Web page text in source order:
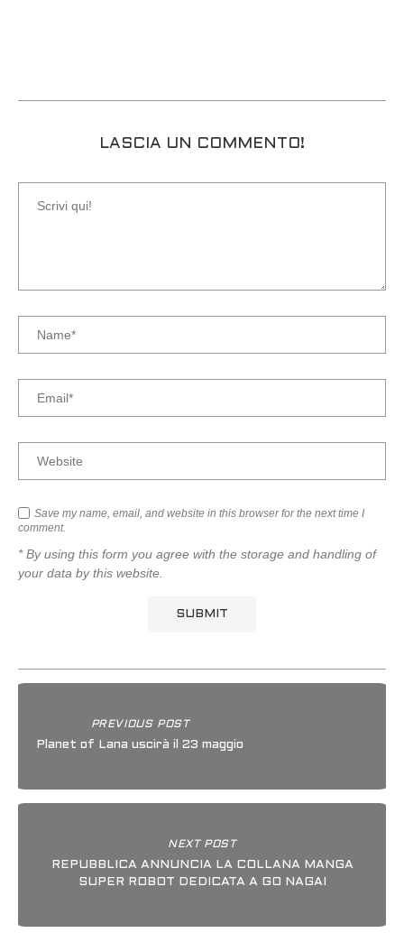
LASCIA UN COMMENTO!
Save my name, email, and website in this browser for the next time I
comment.
* By using this form you agree with the storage and handling of
your data by this website.
PREVIOUS POST
Planet of Lana uscirà il 23 maggio
NEXT POST
REPUBBLICA ANNUNCIA LA COLLANA MANGA
SUPER ROBOT DEDICATA A GO NAGAI